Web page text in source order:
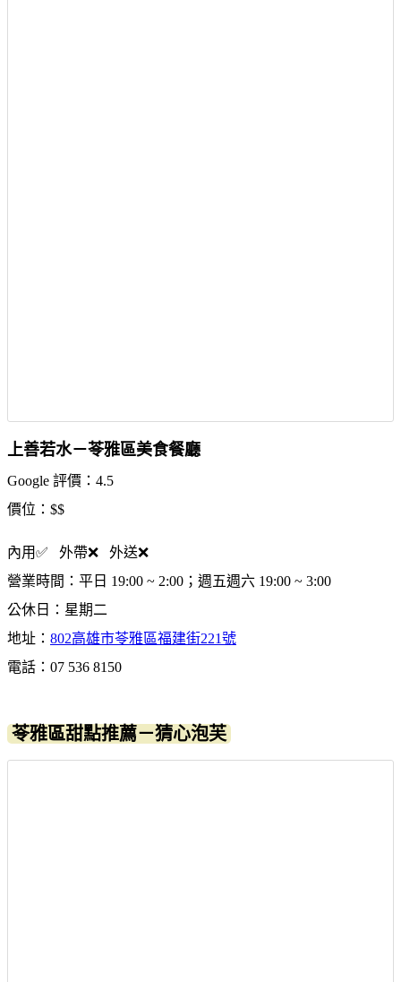
上善若水－苓雅區美食餐廳
Google 評價：4.5
價位：$$
內用✅ 外帶❌ 外送❌
營業時間：平日 19:00 ~ 2:00；週五週六 19:00 ~ 3:00
公休日：星期二
地址： 802高雄市苓雅區福建街221號
電話：07 536 8150
苓雅區甜點推薦－猜心泡芙